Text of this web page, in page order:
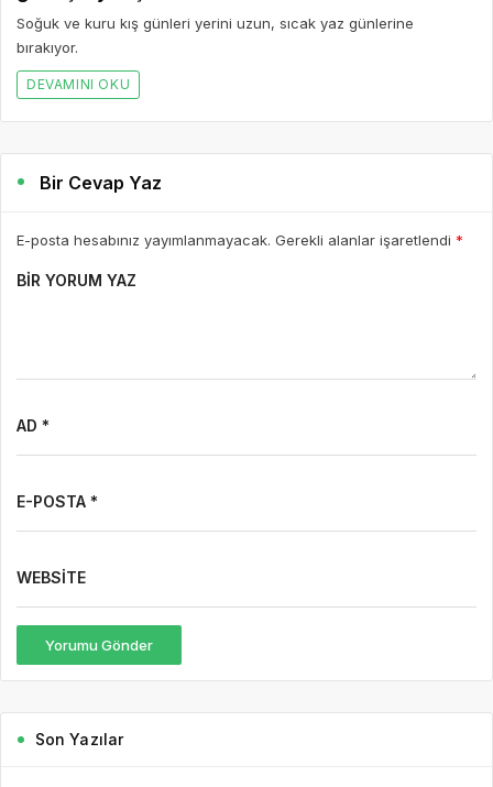
Soğuk ve kuru kış günleri yerini uzun, sıcak yaz günlerine
bırakıyor.
DEVAMINI OKU
Bir Cevap Yaz
E-posta hesabınız yayımlanmayacak. Gerekli alanlar işaretlendi *
BIR YORUM YAZ
AD *
E-POSTA *
WEBSITE
Yorumu Gönder
Son Yazılar